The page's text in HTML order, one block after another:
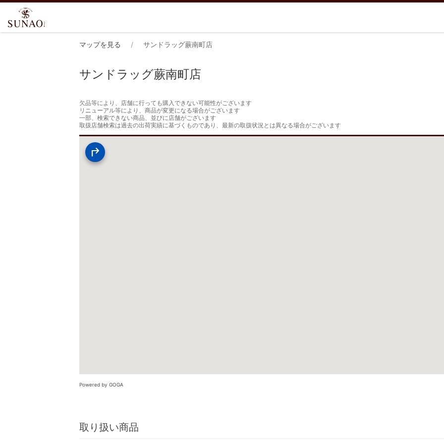
マップを見る サンドラッグ蕨南町店
サンドラッグ蕨南町店
欠品等により、店舗に行っても購入できない可能性がございます
リニューアル等により、商品が変更になる場合がございます
一部、検索できない商品、並びに店舗がございます
取扱店舗検索は過去の出荷実績に基づくものであり、最新の取扱状況とは異なる場合がございます
Powered by GOGA
取り扱い商品